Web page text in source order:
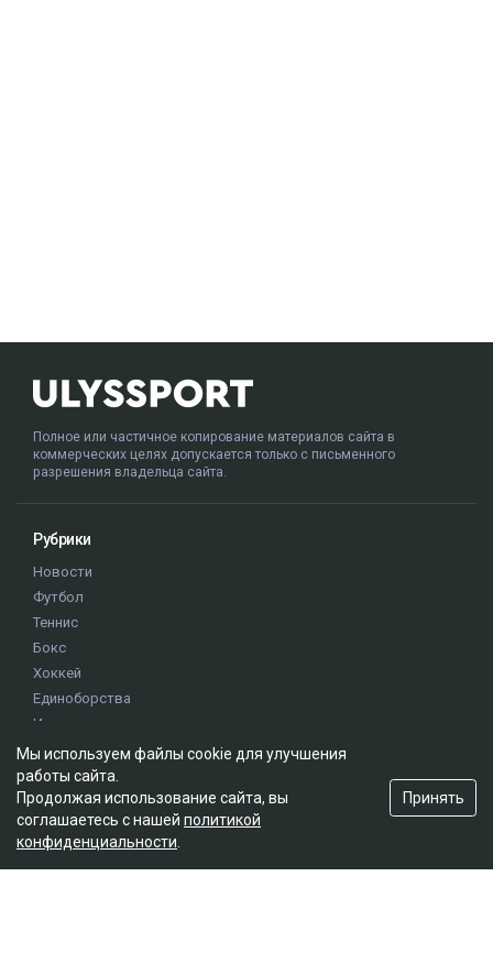
Полное или частичное копирование материалов сайта в
коммерческих целях допускается только с письменного
разрешения владельца сайта.
Рубрики
Новости
Футбол
Теннис
Бокс
Хоккей
Единоборства
Истории
Олимпиада
Редакция
О проекте
Правила сайта
Мы используем файлы cookie для улучшения
работы сайта.
Продолжая использование сайта, вы
соглашаетесь с нашей политикой
конфиденциальности
Принять